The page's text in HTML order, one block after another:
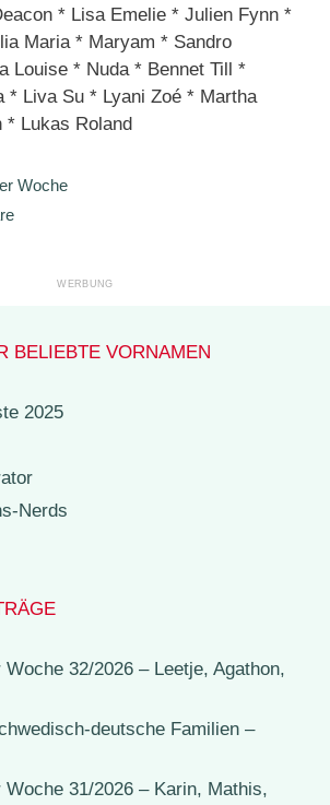
* Lisa Emelie * Julien Fynn *
Maria * Maryam * Sandro
Louise * Nuda * Bennet Till *
* Liva Su * Lyani Zoé * Martha
* Lukas Roland
Woche
BELIEBTE VORNAMEN
2025
Nerds
Woche 32/2026 – Leetje, Agathon,
deutsche Familien –
Woche 31/2026 – Karin, Mathis,